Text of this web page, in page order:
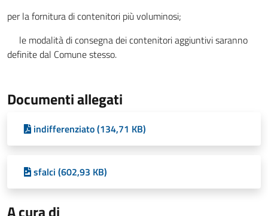
per la fornitura di contenitori più voluminosi;
le modalità di consegna dei contenitori aggiuntivi saranno
definite dal Comune stesso.
Documenti allegati
indifferenziato (134,71 KB)
sfalci (602,93 KB)